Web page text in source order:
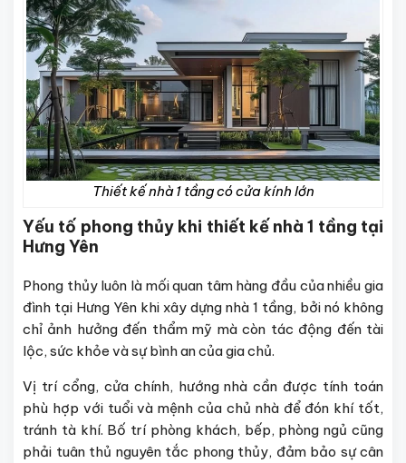
Thiết kế nhà 1 tầng có cửa kính lớn
Yếu tố phong thủy khi thiết kế nhà 1 tầng tại
Hưng Yên
Phong thủy luôn là mối quan tâm hàng đầu của nhiều gia
đình tại Hưng Yên khi xây dựng nhà 1 tầng, bởi nó không
chỉ ảnh hưởng đến thẩm mỹ mà còn tác động đến tài
lộc, sức khỏe và sự bình an của gia chủ.
Vị trí cổng, cửa chính, hướng nhà cần được tính toán
phù hợp với tuổi và mệnh của chủ nhà để đón khí tốt,
tránh tà khí. Bố trí phòng khách, bếp, phòng ngủ cũng
phải tuân thủ nguyên tắc phong thủy, đảm bảo sự cân